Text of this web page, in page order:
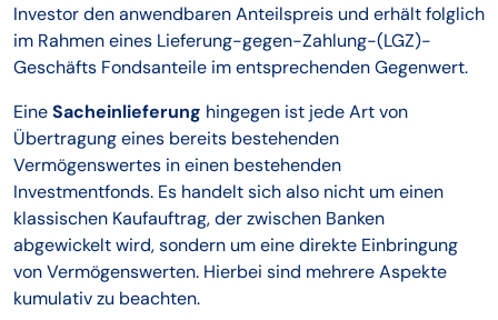
Investor den anwendbaren Anteilspreis und erhält folglich
im Rahmen eines Lieferung-gegen-Zahlung-(LGZ)-
Geschäfts Fondsanteile im entsprechenden Gegenwert.
EineSacheinlieferung hingegen ist jede Art von
Übertragung eines bereits bestehenden
Vermögenswertes in einen bestehenden
Investmentfonds. Es handelt sich also nicht um einen
klassischen Kaufauftrag, der zwischen Banken
abgewickelt wird, sondern um eine direkte Einbringung
von Vermögenswerten. Hierbei sind mehrere Aspekte
kumulativ zu beachten.